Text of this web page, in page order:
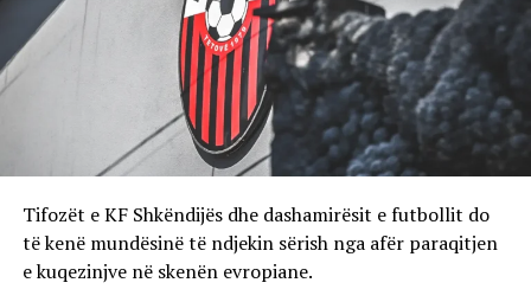
Tifozët e KF Shkëndijës dhe dashamirësit e futbollit do
të kenë mundësinë të ndjekin sërish nga afër paraqitjen
e kuqezinjve në skenën evropiane.